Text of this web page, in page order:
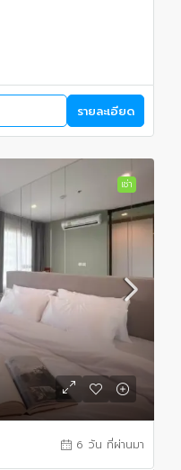
รายละเอียด
เช่า
6 วัน ที่ผ่านมา